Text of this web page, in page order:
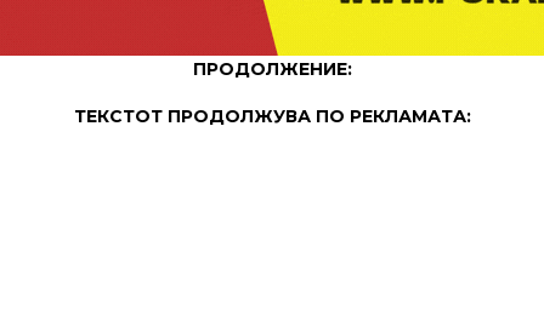
ПРОДОЛЖЕНИЕ:
ТЕКСТОТ ПРОДОЛЖУВА ПО РЕКЛАМАТА: